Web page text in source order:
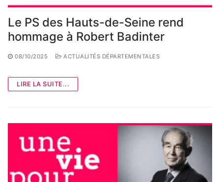
Le PS des Hauts-de-Seine rend
hommage à Robert Badinter
08/10/2025 ACTUALITÉS DÉPARTEMENTALES
LIRE LA SUITE...